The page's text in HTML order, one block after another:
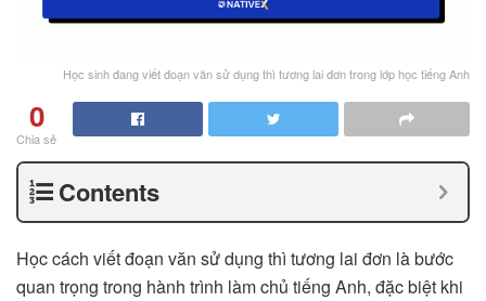
Học sinh đang viết đoạn văn sử dụng thì tương lai đơn trong lớp học tiếng Anh
0
Chia sẻ
Contents
Học cách viết đoạn văn sử dụng thì tương lai đơn là bước
quan trọng trong hành trình làm chủ tiếng Anh, đặc biệt khi